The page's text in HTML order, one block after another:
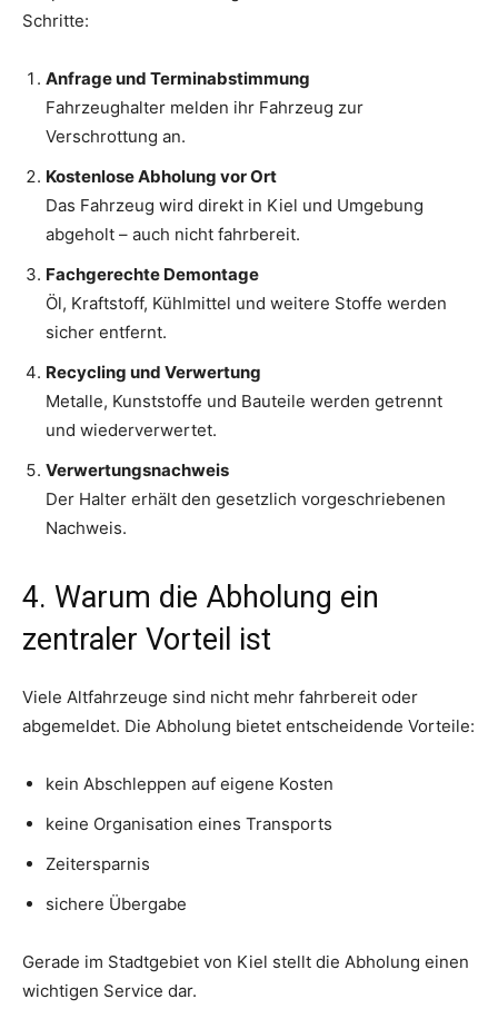
Schritte:
Anfrage und Terminabstimmung
Fahrzeughalter melden ihr Fahrzeug zur
Verschrottung an.
Kostenlose Abholung vor Ort
Das Fahrzeug wird direkt in Kiel und Umgebung
abgeholt – auch nicht fahrbereit.
Fachgerechte Demontage
Öl, Kraftstoff, Kühlmittel und weitere Stoffe werden
sicher entfernt.
Recycling und Verwertung
Metalle, Kunststoffe und Bauteile werden getrennt
und wiederverwertet.
Verwertungsnachweis
Der Halter erhält den gesetzlich vorgeschriebenen
Nachweis.
4. Warum die Abholung ein
zentraler Vorteil ist
Viele Altfahrzeuge sind nicht mehr fahrbereit oder
abgemeldet. Die Abholung bietet entscheidende Vorteile:
kein Abschleppen auf eigene Kosten
keine Organisation eines Transports
Zeitersparnis
sichere Übergabe
Gerade im Stadtgebiet von Kiel stellt die Abholung einen
wichtigen Service dar.